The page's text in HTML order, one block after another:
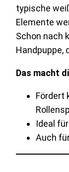
typische
Elemente
Schon nach
Handpuppe,
Das macht
Fördert
Ideal
Auch